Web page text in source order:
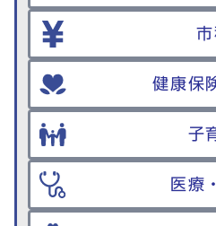
市
健康保
子
医療